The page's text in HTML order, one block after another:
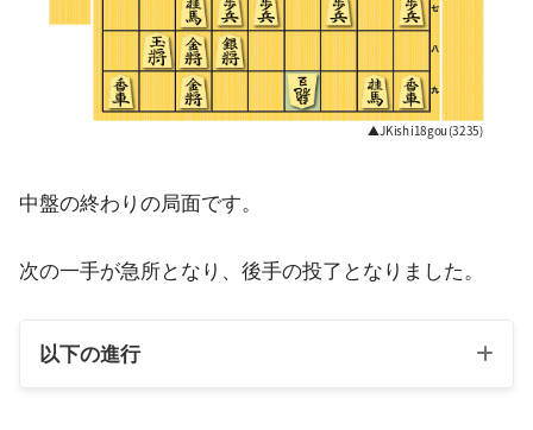
中盤の終わりの局面です。
次の一手が急所となり、後手の投了となりました。
以下の進行